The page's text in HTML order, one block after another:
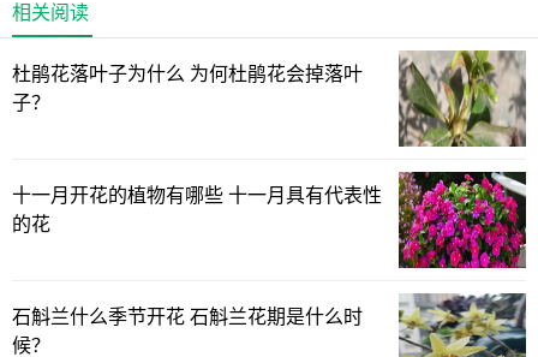
1、球根处理
相关阅读
杜鹃花落叶子为什么 为何杜鹃花会掉落叶
子？
十一月开花的植物有哪些 十一月具有代表性
的花
石斛兰什么季节开花 石斛兰花期是什么时
候？